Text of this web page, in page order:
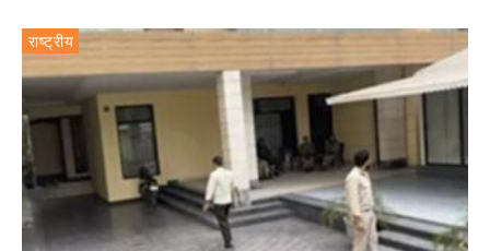
राष्ट्रीय